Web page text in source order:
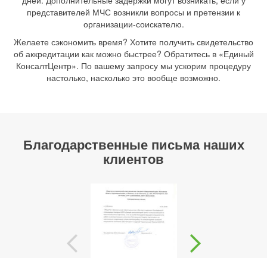
представителей МЧС возникли вопросы и претензии к
организации-соискателю.
Желаете сэкономить время? Хотите получить свидетельство
об аккредитации как можно быстрее? Обратитесь в «Единый
КонсалтЦентр». По вашему запросу мы ускорим процедуру
настолько, насколько это вообще возможно.
Благодарственные письма наших
клиентов